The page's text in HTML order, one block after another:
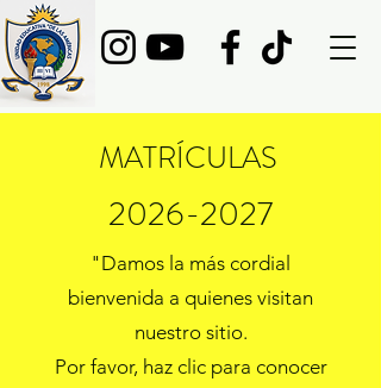
MATRÍCULAS
2026-2027
"Damos la más cordial
bienvenida a quienes visitan
nuestro sitio.
Por favor, haz clic para conocer